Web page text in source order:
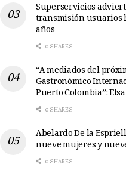
Superservicios
transmisión usuarios
años
0 SHARES
“A mediados del
Gastronómico
Puerto Colombia”:
0 SHARES
Abelardo De la
nueve mujeres y
0 SHARES